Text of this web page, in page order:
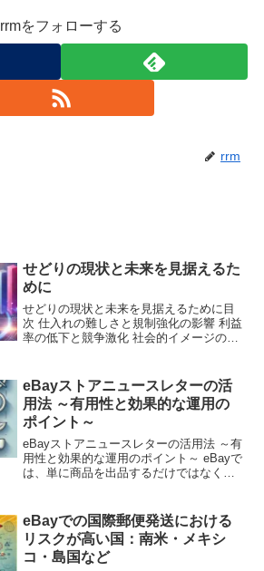
rrmをフォローする
rrm
せどりの現状と未来を見据えるた
めに
せどりの現状と未来を見据えるために目
次 仕入れの難しさと規制強化の影響 利益
率の低下と競争激化 社会的イメージの課
仕入れの難しさと規制強化の影響近年、
家電量販...
eBayストアニュースレターの活
用法 ～有用性と効果的な運用の
ポイント～
eBayストアニュースレターの活用法 ～有
用性と効果的な運用のポイント～ eBayで
は、単に商品を出品するだけではなく、
して、さまざまなマーケティング施策が
重要です。そ...
eBayでの国際郵便発送における
リスクが高い国：南米・メキシ
コ・島国など